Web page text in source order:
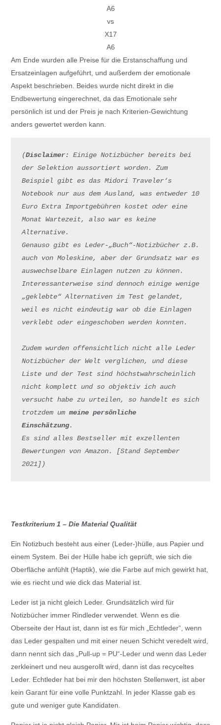
A6
vs
X17
A6
Am Ende wurden alle Preise für die Erstanschaffung und
Ersatzeinlagen aufgeführt, und außerdem der emotionale
Aspekt beschrieben. Beides wurde nicht direkt in die
Endbewertung eingerechnet, da das Emotionale sehr
persönlich ist und der Preis je nach Kriterien-Gewichtung
anders gewertet werden kann.
(Disclaimer: Einige Notizbücher bereits bei
der Selektion aussortiert worden. Zum
Beispiel gibt es das Midori Traveler‘s
Notebook nur aus dem Ausland, was entweder 10
Euro Extra Importgebühren kostet oder eine
Monat Wartezeit, also war es keine
Alternative.
Genauso gibt es Leder-„Buch“-Notizbücher z.B.
auch von Moleskine, aber der Grundsatz war es
auswechselbare Einlagen nutzen zu können.
Interessanterweise sind dennoch einige wenige
„geklebte“ Alternativen im Test gelandet,
weil es nicht eindeutig war ob die Einlagen
verklebt oder eingeschoben werden konnten.
Zudem wurden offensichtlich nicht alle Leder
Notizbücher der Welt verglichen, und diese
Liste und der Test sind höchstwahrscheinlich
nicht komplett und so objektiv ich auch
versucht habe zu urteilen, so handelt es sich
trotzdem um meine persönliche
Einschätzung.
Es sind alles Bestseller mit exzellenten
Bewertungen von Amazon. [Stand September
2021])
Testkriterium 1 – Die Material Qualität
Ein Notizbuch besteht aus einer (Leder-)hülle, aus Papier und
einem System. Bei der Hülle habe ich geprüft, wie sich die
Oberfläche anfühlt (Haptik), wie die Farbe auf mich gewirkt hat,
wie es riecht und wie dick das Material ist.
Leder ist ja nicht gleich Leder. Grundsätzlich wird für
Notizbücher immer Rindleder verwendet. Wenn es die
Oberseite der Haut ist, dann ist es für mich „Echtleder“, wenn
das Leder gespalten und mit einer neuen Schicht veredelt wird,
dann nennt sich das „Pull-up = PU“-Leder und wenn das Leder
zerkleinert und neu ausgerollt wird, dann ist das recyceltes
Leder. Echtleder hat bei mir den höchsten Stellenwert, ist aber
kein Garant für eine volle Punktzahl. In jeder Klasse gab es
gute und weniger gute Kandidaten.